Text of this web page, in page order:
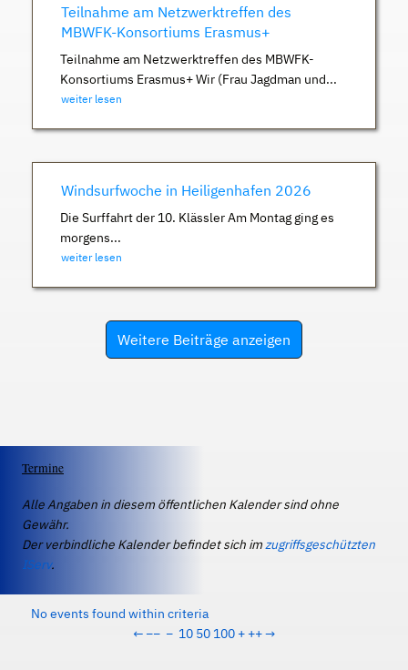
Teilnahme am Netzwerktreffen des
MBWFK-Konsortiums Erasmus+
Teilnahme am Netzwerktreffen des MBWFK-
Konsortiums Erasmus+ Wir (Frau Jagdman und...
weiter lesen
Windsurfwoche in Heiligenhafen 2026
Die Surffahrt der 10. Klässler Am Montag ging es
morgens...
weiter lesen
Weitere Beiträge anzeigen
Termine
Alle Angaben in diesem öffentlichen Kalender sind ohne
Gewähr.
Der verbindliche Kalender befindet sich imzugriffsgeschützten
IServ.
No events found within criteria
← −− − 10 50 100 + ++→